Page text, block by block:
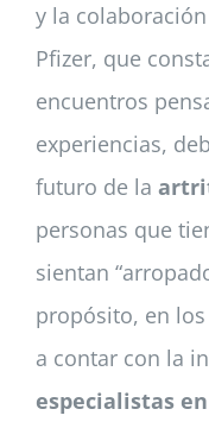
y la
Pfizer, que
encuentros
experiencias,
futuro de la
personas que
sientan
propósito, en
a contar con la
especialistas